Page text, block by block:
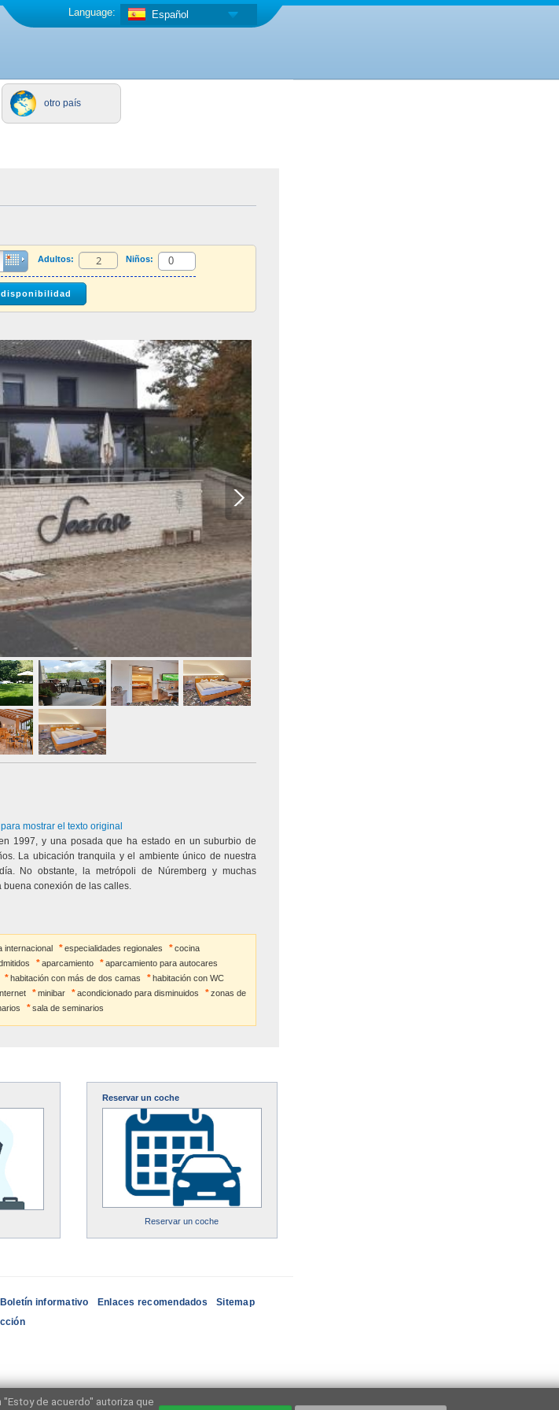
Español
Language:
otro país
Adultos: Niños:
mostrar el texto original
1997, y una posada que ha estado en un suburbio de
La ubicación tranquila y el ambiente único de nuestra
No obstante, la metrópoli de Núremberg y muchas
buena conexión de las calles.
internacional especialidades regionales
cocina
aparcamiento
aparcamiento para autocares
habitación con más de dos camas
habitación con WC
minibar acondicionado para disminuidos
zonas de
sala de seminarios
Reservar un coche
Reservar un coche
Boletín informativo Enlaces recomendados
Sitemap
de acuerdo" autoriza que